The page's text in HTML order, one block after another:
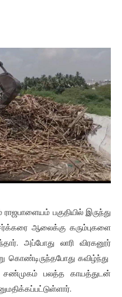
பகுதியில் இருந்து
ஆலைக்கு கரும்புகளை
அப்போது லாரி விரகனூர்
கொண்டிருந்தபோது கவிழ்ந்து
சண்முகம் பலத்த காயத்துடன்